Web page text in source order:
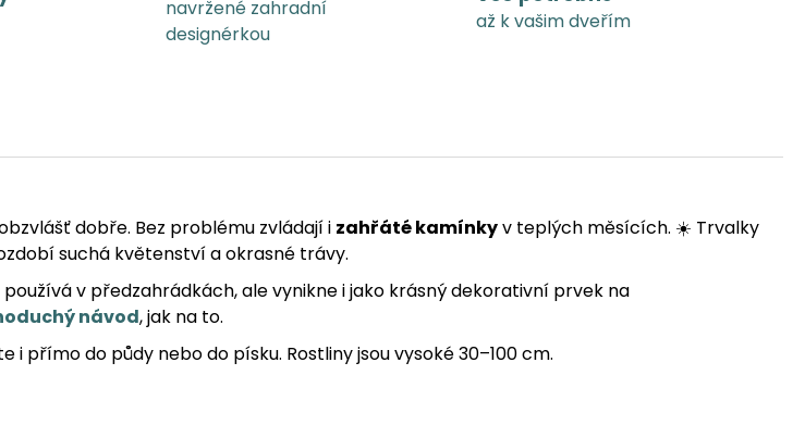
navržené zahradní
designérkou
až k vašim dveřím
dobře. Bez problému zvládají i zahřáté kamínkyv teplých měsících. ☀️ Trvalky
suchá květenství a okrasné trávy.
používá v předzahrádkách, ale vynikne i jako krásný dekorativní prvek na
návod, jak na to.
do půdy nebo do písku. Rostliny jsou vysoké 30–100 cm.